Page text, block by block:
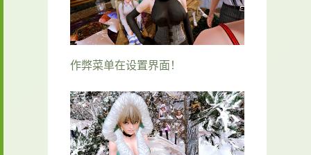
作弊菜单在设置界面！